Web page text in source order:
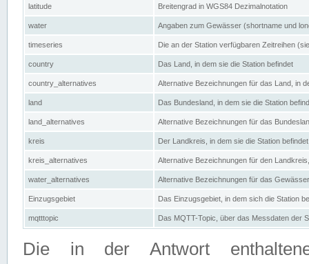
latitude Breitengrad in WGS84 Dezimalnotation
water Angaben zum Gewässer (shortname und
timeseries Die an der Station verfügbaren Zeitreihen
country Das Land, in dem sie die Station befindet
country_alternatives Alternative Bezeichnungen für das Land, in
land Das Bundesland, in dem sie die Station
land_alternatives Alternative Bezeichnungen für das
kreis Der Landkreis, in dem sie die Station befindet
kreis_alternatives Alternative Bezeichnungen für den
water_alternatives Alternative Bezeichnungen für das
Einzugsgebiet Das Einzugsgebiet, in dem sich die Station
mqtttopic Das MQTT-Topic, über das Messdaten der
Die in der Antwort